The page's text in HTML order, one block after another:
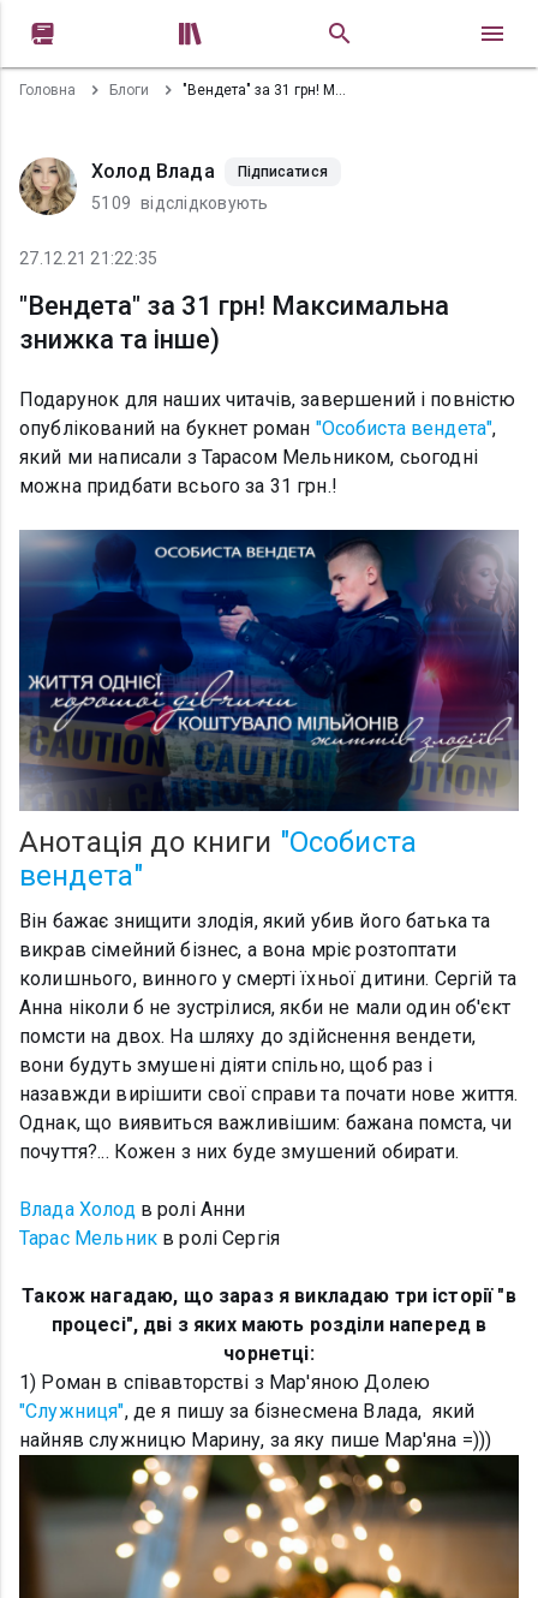
 
Головна Блоги "Вендета" за 31 грн! Максимальна знижка та інше)
Холод Влада Підписатися
5109 відслідковують
27.12.21 21:22:35
"Вендета" за 31 грн! Максимальна
знижка та інше)
Подарунок для наших читачів, завершений і повністю
опублікований на букнет роман "Особиста вендета",
який ми написали з Тарасом Мельником, сьогодні
можна придбати всього за 31 грн.!
Анотація до книги "Особиста
вендета"
Він бажає знищити злодія, який убив його батька та
викрав сімейний бізнес, а вона мріє розтоптати
колишнього, винного у смерті їхньої дитини. Сергій та
Анна ніколи б не зустрілися, якби не мали один об'єкт
помсти на двох. На шляху до здійснення вендети,
вони будуть змушені діяти спільно, щоб раз і
назавжди вирішити свої справи та почати нове життя.
Однак, що виявиться важливішим: бажана помста, чи
почуття?... Кожен з них буде змушений обирати.
Влада Холод в ролі Анни
Тарас Мельникв ролі Сергія
Також нагадаю, що зараз я викладаю три історії "в
процесі", дві з яких мають розділи наперед в
чорнетці:
1) Роман в співавторстві з Мар'яною Долею
"Служниця", де я пишу за бізнесмена Влада, який
найняв служницю Марину, за яку пише Мар'яна =)))